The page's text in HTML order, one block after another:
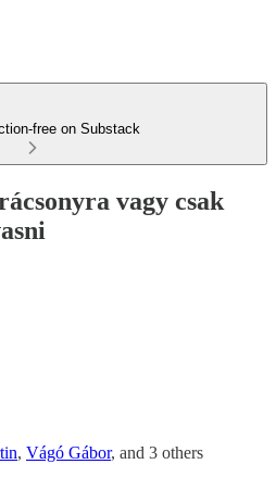
free on Substack
vagy csak
, Vágó Gábor, and 3 others